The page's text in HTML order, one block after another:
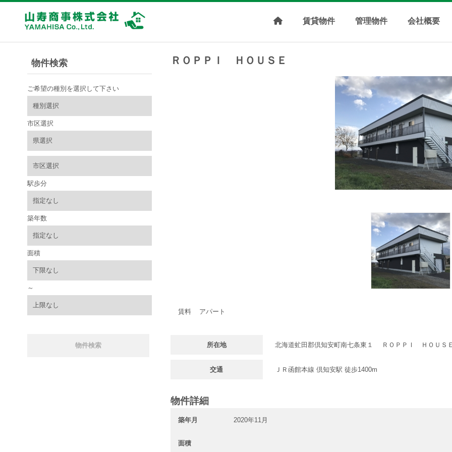
賃貸物件 管理物件 会社概要
ＲＯＰＰＩ ＨＯＵＳＥ
賃料 アパート
所在地 北海道虻田郡倶知安町南七条東１ ＲＯＰＰＩ ＨＯＵＳＥ
交通 ＪＲ函館本線 倶知安駅 徒歩1400m
物件詳細
築年月 2020年11月
面積
物件検索
ご希望の種別を選択して下さい
市区選択
駅歩分
築年数
面積
～